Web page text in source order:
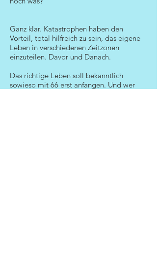
Ganz klar. Katastrophen haben den
Vorteil, total hilfreich zu sein, das eigene
Leben in verschiedenen Zeitzonen
einzuteilen. Davor und Danach.
Das richtige Leben soll bekanntlich
sowieso mit 66 erst anfangen. Und wer